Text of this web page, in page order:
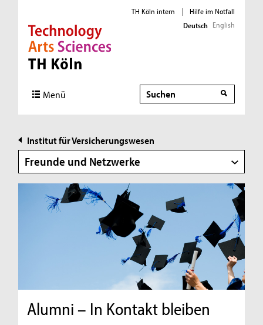
Direkt zur Hauptnavigation
Direkt zur Subnavigation
Direkt zum Inhalt
Direkt zum Fußbereich
TH Köln intern |
Hilfe im Notfall
Deutsch English
Menü Suche
Suche
Institut für Versicherungswesen
Freunde und Netzwerke
Alumni – In Kontakt bleiben